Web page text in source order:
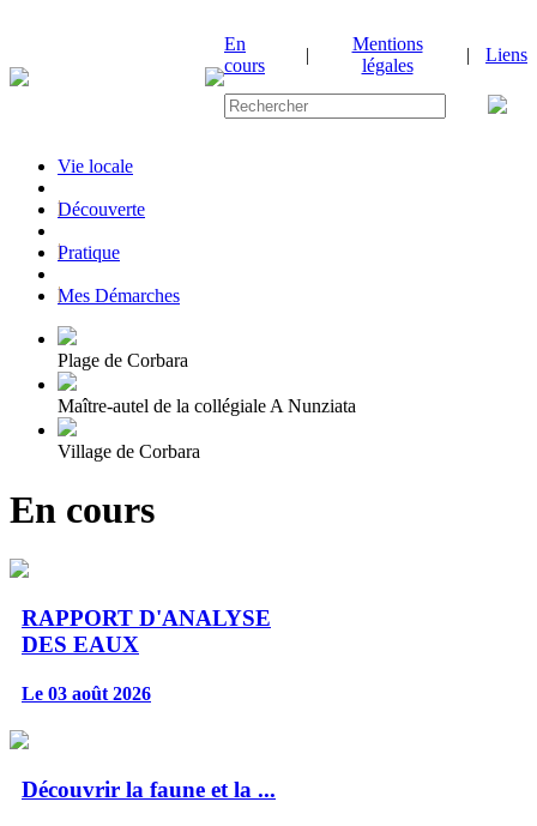
En
cours
|
Mentions
légales
| Liens
Vie locale
|Découverte
|Pratique
|Mes Démarches
Plage de Corbara
Maître-autel de la collégiale A Nunziata
Village de Corbara
En cours
RAPPORT D'ANALYSE
DES EAUX
Le 03 août 2026
Découvrir la faune et la ...